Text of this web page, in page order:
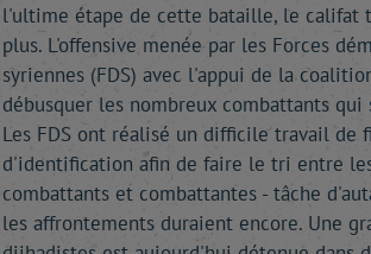
l'ultime étape de cette bataille, le califat
plus. L'offensive menée par les Forces
syriennes (FDS) avec l'appui de la
débusquer les nombreux combattants
Les FDS ont réalisé un difficile travail de
d'identification afin de faire le tri entre
combattants et combattantes - tâche
les affrontements duraient encore. Une